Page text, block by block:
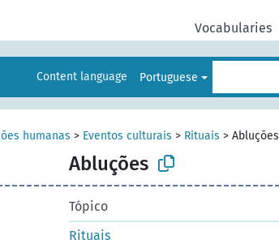
Vocabularies
Content language Portuguese
humanas > Eventos culturais > Rituais > Abluções
Abluções
Tópico
Rituais